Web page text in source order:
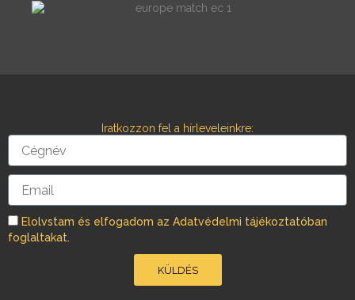
c
o
s
r
m
Iratkozzon fel a hírleveleinkre:
Cégnév
Email
Elolvstam és elfogadom az Adatvédelmi tájékoztatóban
foglaltakat.
KÜLDÉS